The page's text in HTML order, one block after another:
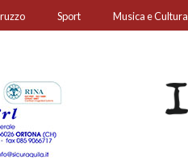
Sport Musica e Cultura